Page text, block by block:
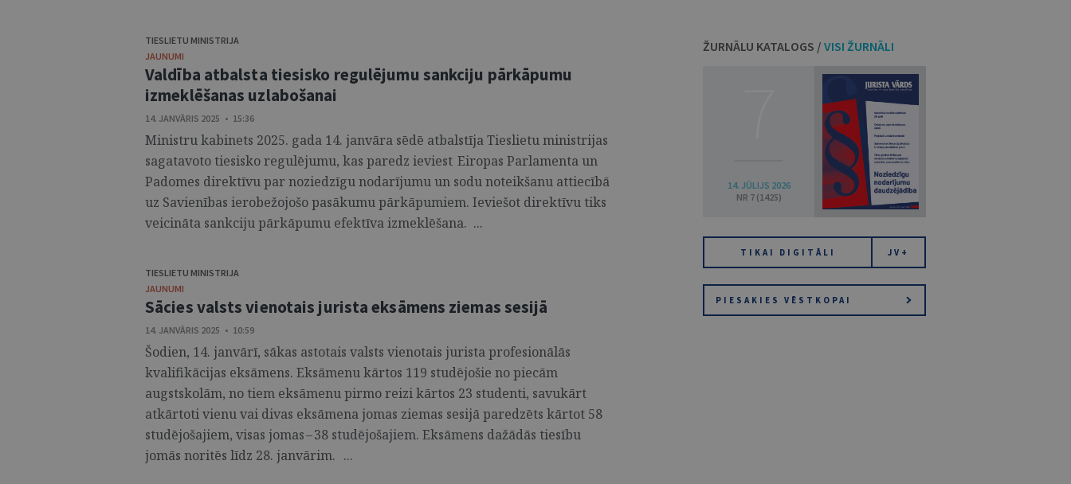
TIESLIETU MINISTRIJA
JAUNUMI
Valdība atbalsta tiesisko regulējumu sankciju pārkāpumu
izmeklēšanas uzlabošanai
14. JANVĀRIS 2025 • 15:36
Ministru kabinets 2025. gada 14. janvāra sēdē atbalstīja Tieslietu ministrijas
sagatavoto tiesisko regulējumu, kas paredz ieviest Eiropas Parlamenta un
Padomes direktīvu par noziedzīgu nodarījumu un sodu noteikšanu attiecībā
uz Savienības ierobežojošo pasākumu pārkāpumiem. Ieviešot direktīvu tiks
veicināta sankciju pārkāpumu efektīva izmeklēšana. ...
TIESLIETU MINISTRIJA
JAUNUMI
Sācies valsts vienotais jurista eksāmens ziemas sesijā
14. JANVĀRIS 2025 • 10:59
Šodien, 14. janvārī, sākas astotais valsts vienotais jurista profesionālās
kvalifikācijas eksāmens. Eksāmenu kārtos 119 studējošie no piecām
augstskolām, no tiem eksāmenu pirmo reizi kārtos 23 studenti, savukārt
atkārtoti vienu vai divas eksāmena jomas ziemas sesijā paredzēts kārtot 58
studējošajiem, visas jomas – 38 studējošajiem. Eksāmens dažādās tiesību
jomās noritēs līdz 28. janvārim. ...
ŽURNĀLU KATALOGS / VISI ŽURNĀLI
14. JŪLIJS 2026
NR 7 (1425)
TIKAI DIGITĀLI JV+
PIESAKIES VĒSTKOPAI